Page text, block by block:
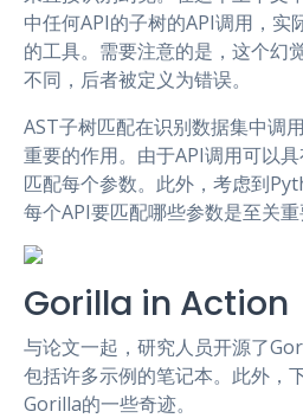
中任何API的子树的API调用，实
的工具。需要注意的是，这个幻
不同，后者被定义为错误。
AST子树匹配在识别数据集中调
重要的作用。由于API调用可以
匹配每个参数。此外，考虑到
每个API要匹配哪些参数是至关重
Gorilla in Action
与论文一起，研究人员开源了
包括许多示例的笔记本。此外，
Gorilla的一些奇迹。